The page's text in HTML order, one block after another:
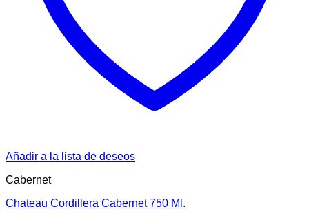
Añadir a la lista de deseos
Cabernet
Chateau Cordillera Cabernet 750 Ml.